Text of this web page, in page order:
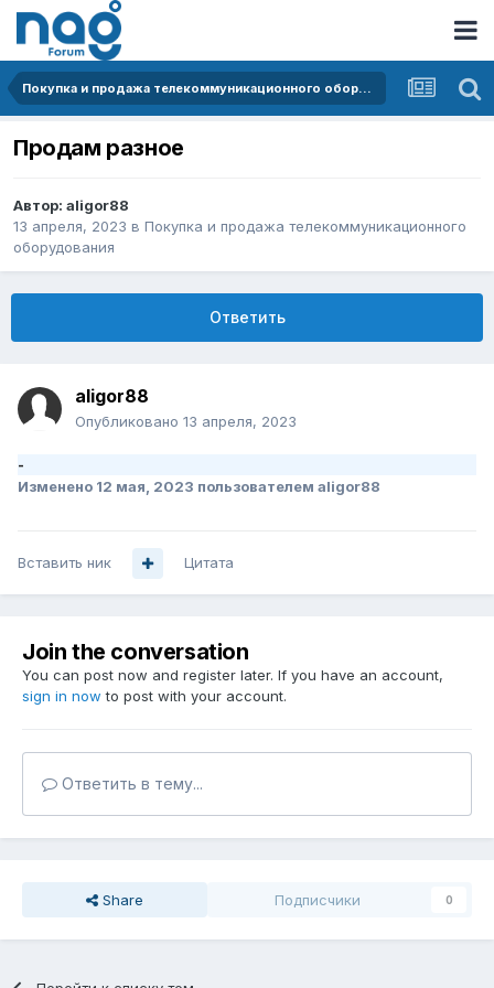
Покупка и продажа телекоммуникационного оборудования
Продам разное
Автор: aligor88
13 апреля, 2023 в Покупка и продажа телекоммуникационного
оборудования
Ответить
aligor88
Опубликовано 13 апреля, 2023
-
Изменено 12 мая, 2023 пользователем aligor88
Вставить ник Цитата
Join the conversation
You can post now and register later. If you have an account,
sign in now to post with your account.
Ответить в тему...
Share Подписчики 0